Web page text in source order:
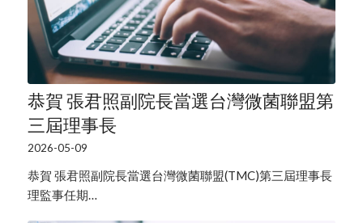
恭賀 張君照副院長當選台灣微菌聯盟第
三屆理事長
2026-05-09
恭賀 張君照副院長當選台灣微菌聯盟(TMC)第三屆理事長
理監事任期…